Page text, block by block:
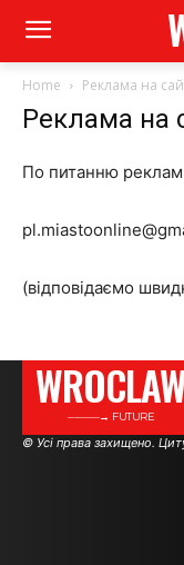
Home Реклама на
Реклама на
По питанню
(відповідаємо
———→ FUTURE
© Усі права захищено.